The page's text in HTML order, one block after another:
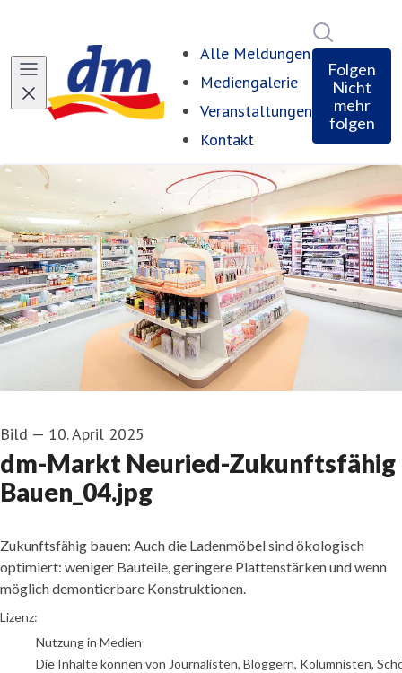
Alle Meldungen
Mediengalerie
Veranstaltungen
Kontakt
Folgen
Nicht
mehr
folgen
Bild — 10. April 2025
dm-Markt Neuried-Zukunftsfähig
Bauen_04.jpg
Zukunftsfähig bauen: Auch die Ladenmöbel sind ökologisch
optimiert: weniger Bauteile, geringere Plattenstärken und wenn
möglich demontierbare Konstruktionen.
Oliver Kern
Lizenz:
Nutzung in Medien
Die Inhalte können von Journalisten, Bloggern, Kolumnisten,